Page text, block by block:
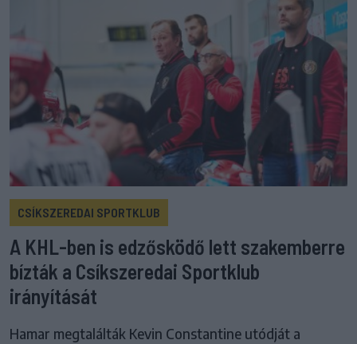
CSÍKSZEREDAI SPORTKLUB
A KHL-ben is edzősködő lett szakemberre
bízták a Csíkszeredai Sportklub
irányítását
Hamar megtalálták Kevin Constantine utódját a